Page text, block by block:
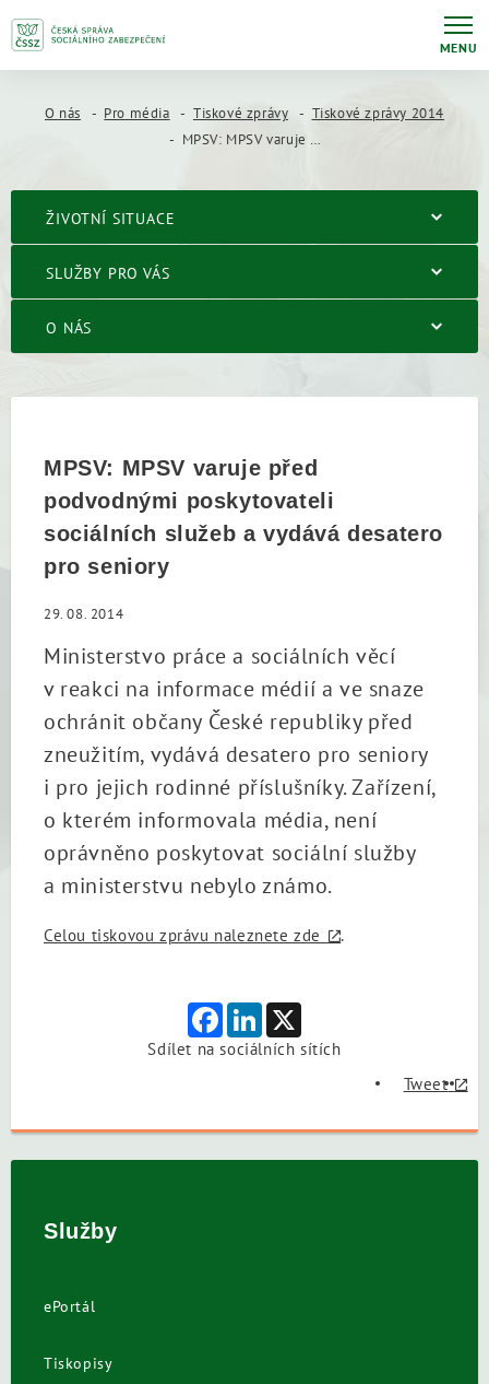
MENU
O nás Pro média Tiskové zprávy
Tiskové zprávy 2014
MPSV: MPSV varuje před podvodnými poskytovateli sociálních služeb a vydává desatero pro seniory
ŽIVOTNÍ SITUACE
SLUŽBY PRO VÁS
O NÁS
MPSV: MPSV varuje před
podvodnými poskytovateli
sociálních služeb a vydává desatero
pro seniory
29. 08. 2014
Ministerstvo práce a sociálních věcí
v reakci na informace médií a ve snaze
ochránit občany České republiky před
zneužitím, vydává desatero pro seniory
i pro jejich rodinné příslušníky. Zařízení,
o kterém informovala média, není
oprávněno poskytovat sociální služby
a ministerstvu nebylo známo.
Celou tiskovou zprávu naleznete zde .
FacebookLinkedIn
Sdílet na sociálních sítích
Tweet
Služby
ePortál
Tiskopisy